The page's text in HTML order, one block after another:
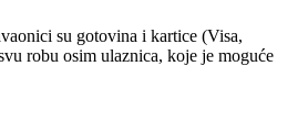
su gotovina i kartice (Visa,
robu osim ulaznica, koje je moguće